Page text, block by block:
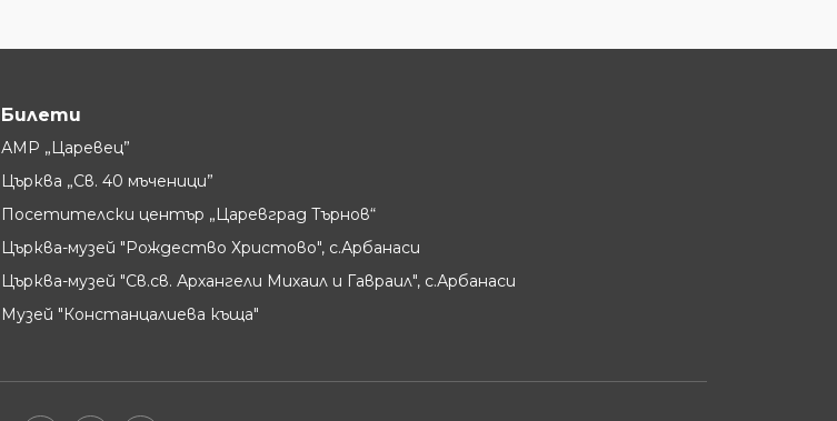
Билети
АМР „Царевец”
Църква „Св. 40 мъченици”
Посетителски център „Царевград Търнов“
Църква-музей "Рождество Христово", с.Арбанаси
Църква-музей "Св.св. Архангели Михаил и Гавраил", с.Арбанаси
Музей "Констанцалиева къща"